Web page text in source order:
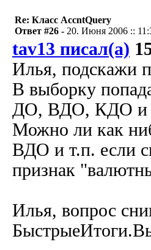
Re: Класс AccntQuery
Ответ #26 - 20. Июня 2006 ::
tav13 писал(а)
Илья, подскажи
В выборку
ДО, ВДО, КДО и
Можно ли как
ВДО и т.п. если
признак
Илья, вопрос